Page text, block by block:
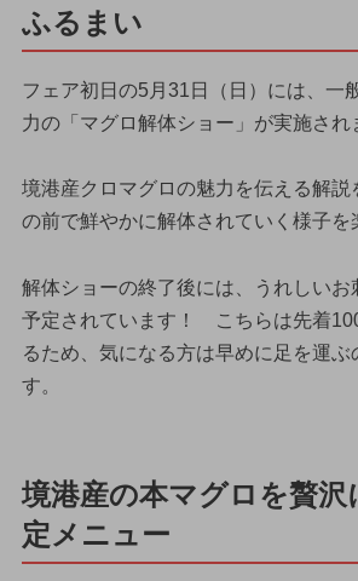
ふるまい
フェア初日の5月31日（日）には、一
力の「マグロ解体ショー」が実施され
境港産クロマグロの魅力を伝える解説
の前で鮮やかに解体されていく様子を
解体ショーの終了後には、うれしいお
予定されています！ こちらは先着
るため、気になる方は早めに足を運ぶ
す。
境港産の本マグロを贅沢
定メニュー